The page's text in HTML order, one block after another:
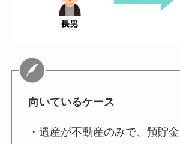
向いているケース
・遺産が不動産のみで、預貯